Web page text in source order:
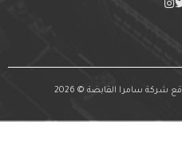
سامرا القابضة © 2026